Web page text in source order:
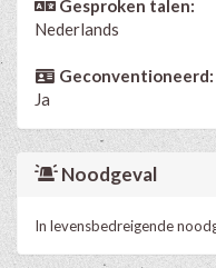
Gesproken talen:
Nederlands
Geconventioneerd:
Ja
Noodgeval
In levensbedreigende